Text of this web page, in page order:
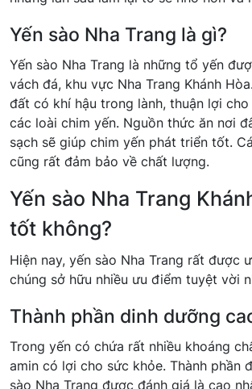
Yến sào Nha Trang là gì?
Yến sào Nha Trang là những tổ yến
vách đá, khu vực Nha Trang Khánh
đất có khí hậu trong lành, thuận lợi
các loài chim yến. Nguồn thức ăn nơi
sạch sẽ giúp chim yến phát triển tốt.
cũng rất đảm bảo về chất lượng.
Yến sào Nha Trang
tốt không?
Hiện nay, yến sào Nha Trang rất được
chúng sở hữu nhiều ưu điểm tuyệt vời
Thành phần dinh dưỡng
Trong yến có chứa rất nhiều khoáng
amin có lợi cho sức khỏe. Thành phần
sào Nha Trang được đánh giá là cao